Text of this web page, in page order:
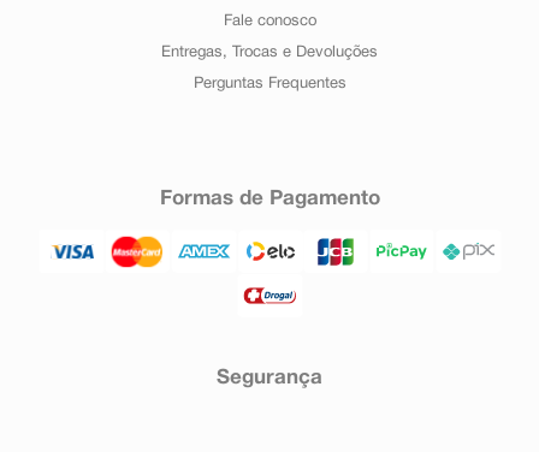
Fale conosco
Entregas, Trocas e Devoluções
Perguntas Frequentes
Formas de Pagamento
Segurança